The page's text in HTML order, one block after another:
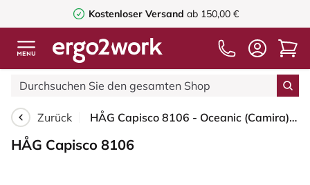
Kostenloser Versand ab 150,00 €
Zurück HÅG Capisco 8106 - Oceanic (Camira) - Recyceltes Polyester - OCI008 - Warm grey - Silber - 150mm (Sitzhöhe 40-55cm) - Bodengleiter
HÅG Capisco 8106